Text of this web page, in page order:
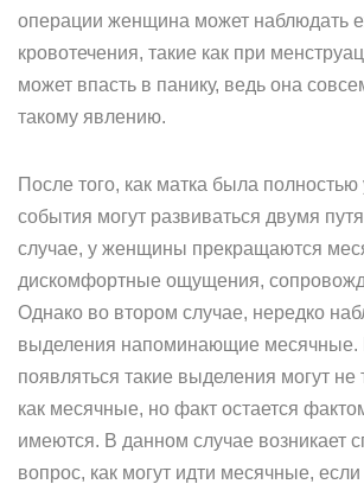
операции женщина может наблюдать
кровотечения, такие как при
может впасть в панику, ведь она
такому явлению.
После того, как матка была полностью
события могут развиваться двумя
случае, у женщины прекращаются
дискомфортные ощущения,
Однако во втором случае, нередко
выделения напоминающие месячные.
появляться такие выделения могут не
как месячные, но факт остается
имеются. В данном случае возникает
вопрос, как могут идти месячные,